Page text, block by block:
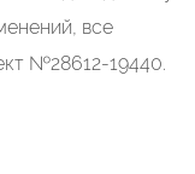
все
№28612-19440.